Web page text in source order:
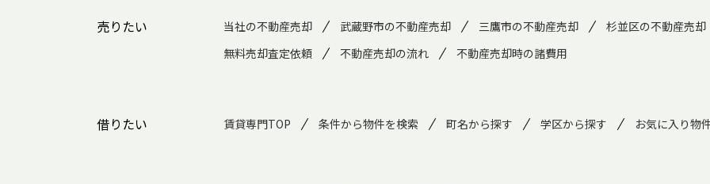
売りたい 当社の不動産売却 武蔵野市の不動産売却 三鷹市の不動産売却
杉並区の不動産売却
無料売却査定依頼
不動産売却の流れ 不動産売却時の諸費用
借りたい 賃貸専門TOP 条件から物件を検索 町名から探す 学区から探す お気に入り物